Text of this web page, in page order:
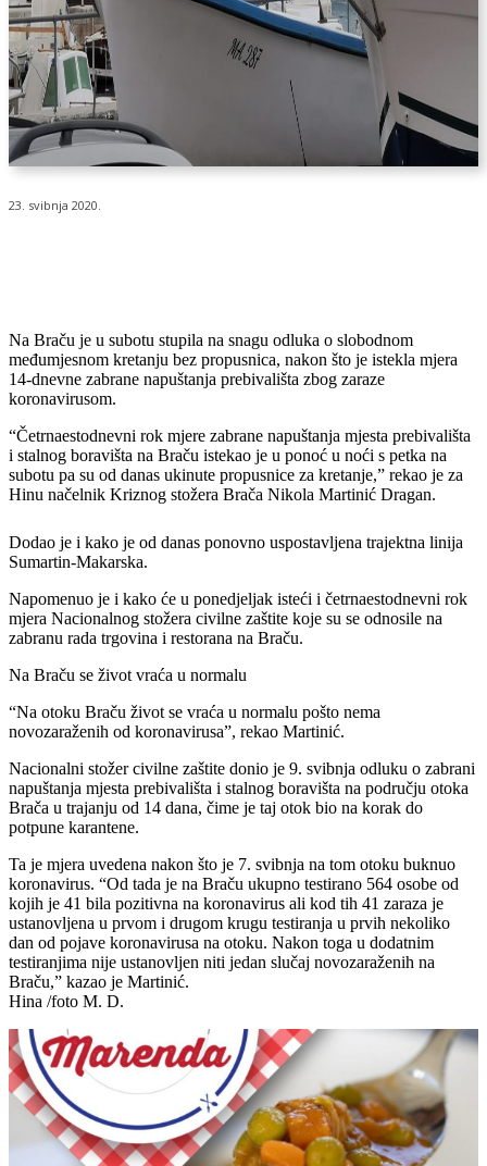
23. svibnja 2020.
Na Braču je u subotu stupila na snagu odluka o slobodnom
međumjesnom kretanju bez propusnica, nakon što je istekla mjera
14-dnevne zabrane napuštanja prebivališta zbog zaraze
koronavirusom.
“Četrnaestodnevni rok mjere zabrane napuštanja mjesta prebivališta
i stalnog boravišta na Braču istekao je u ponoć u noći s petka na
subotu pa su od danas ukinute propusnice za kretanje,” rekao je za
Hinu načelnik Kriznog stožera Brača Nikola Martinić Dragan.
Dodao je i kako je od danas ponovno uspostavljena trajektna linija
Sumartin-Makarska.
Napomenuo je i kako će u ponedjeljak isteći i četrnaestodnevni rok
mjera Nacionalnog stožera civilne zaštite koje su se odnosile na
zabranu rada trgovina i restorana na Braču.
Na Braču se život vraća u normalu
“Na otoku Braču život se vraća u normalu pošto nema
novozaraženih od koronavirusa”, rekao Martinić.
Nacionalni stožer civilne zaštite donio je 9. svibnja odluku o zabrani
napuštanja mjesta prebivališta i stalnog boravišta na području otoka
Brača u trajanju od 14 dana, čime je taj otok bio na korak do
potpune karantene.
Ta je mjera uvedena nakon što je 7. svibnja na tom otoku buknuo
koronavirus. “Od tada je na Braču ukupno testirano 564 osobe od
kojih je 41 bila pozitivna na koronavirus ali kod tih 41 zaraza je
ustanovljena u prvom i drugom krugu testiranja u prvih nekoliko
dan od pojave koronavirusa na otoku. Nakon toga u dodatnim
testiranjima nije ustanovljen niti jedan slučaj novozaraženih na
Braču,” kazao je Martinić.
Hina /foto M. D.